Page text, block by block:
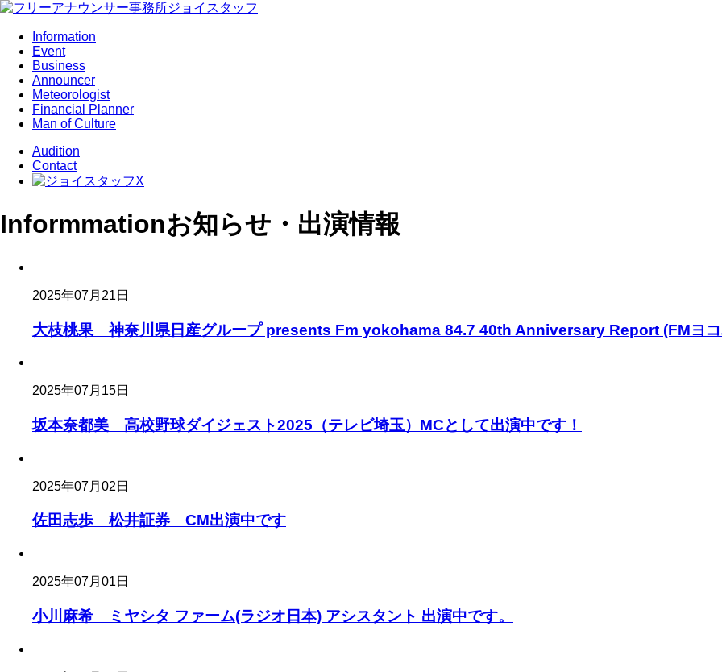
Information
Event
Business
Announcer
Meteorologist
Financial Planner
Man of Culture
Audition
Contact
Informmationお知らせ・出演情報
2025年07月21日
大枝桃果 神奈川県日産グループ presents Fm yokohama 84.7 40th Anniversary Report (FMヨコ
2025年07月15日
坂本奈都美 高校野球ダイジェスト2025（テレビ埼玉）MCとして出演中です！
2025年07月02日
佐田志歩 松井証券 CM出演中です
2025年07月01日
小川麻希 ミヤシタ ファーム(ラジオ日本) アシスタント 出演中です。